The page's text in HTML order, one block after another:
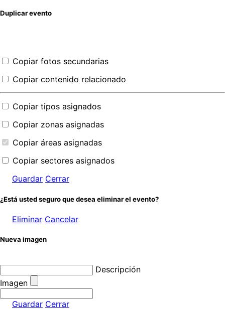
Duplicar evento
Copiar fotos secundarias
Copiar contenido relacionado
Copiar tipos asignados
Copiar zonas asignadas
Copiar áreas asignadas
Copiar sectores asignados
Guardar Cerrar
¿Está usted seguro que desea eliminar el evento?
Eliminar Cancelar
Nueva imagen
Descripción
Imagen
Guardar Cerrar